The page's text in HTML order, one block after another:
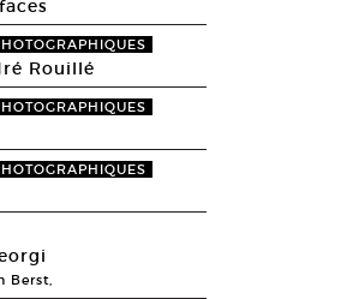
Rouillé
Berst,